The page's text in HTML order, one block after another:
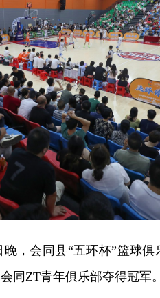
，会同县“五环杯”篮球
同ZT青年俱乐部夺得冠军。